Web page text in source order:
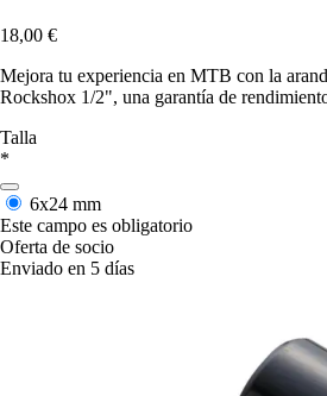
18,00 €
Mejora tu experiencia en MTB con la
Rockshox 1/2", una garantía de
Talla
*
6x24 mm
Este campo es obligatorio
Oferta de socio
Enviado en 5 días